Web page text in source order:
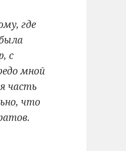
где
с
мной
часть
что